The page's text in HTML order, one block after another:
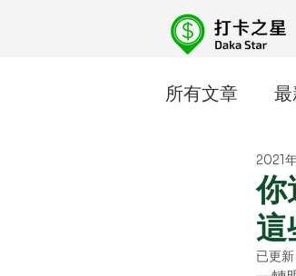
所有文章
人資忙什麼
你
這
2021
已更新